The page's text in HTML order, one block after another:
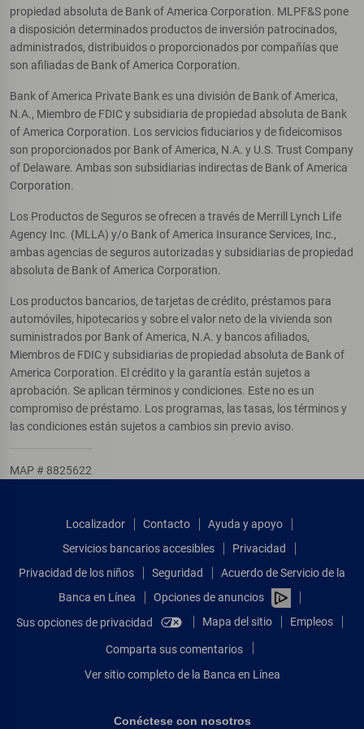
propiedad absoluta de Bank of America Corporation. MLPF&S pone
a disposición determinados productos de inversión patrocinados,
administrados, distribuidos o proporcionados por compañías que
son afiliadas de Bank of America Corporation.
Bank of America Private Bank es una división de Bank of America,
N.A., Miembro de FDIC y subsidiaria de propiedad absoluta de Bank
of America Corporation. Los servicios fiduciarios y de fideicomisos
son proporcionados por Bank of America, N.A. y U.S. Trust Company
of Delaware. Ambas son subsidiarias indirectas de Bank of America
Corporation.
Los Productos de Seguros se ofrecen a través de Merrill Lynch Life
Agency Inc. (MLLA) y/o Bank of America Insurance Services, Inc.,
ambas agencias de seguros autorizadas y subsidiarias de propiedad
absoluta de Bank of America Corporation.
Los productos bancarios, de tarjetas de crédito, préstamos para
automóviles, hipotecarios y sobre el valor neto de la vivienda son
suministrados por Bank of America, N.A. y bancos afiliados,
Miembros de FDIC y subsidiarias de propiedad absoluta de Bank of
America Corporation. El crédito y la garantía están sujetos a
aprobación. Se aplican términos y condiciones. Este no es un
compromiso de préstamo. Los programas, las tasas, los términos y
las condiciones están sujetos a cambios sin previo aviso.
MAP # 8825622
Localizador Contacto
Ayuda y apoyo
Servicios bancarios accesibles
Privacidad
Privacidad de los niños
Seguridad
Acuerdo de Servicio de la
Banca en Línea
Opciones de anuncios
Sus opciones de privacidad
Mapa del sitio Empleos
Comparta sus comentarios
Ver sitio completo de la Banca en Línea
Conéctese con nosotros